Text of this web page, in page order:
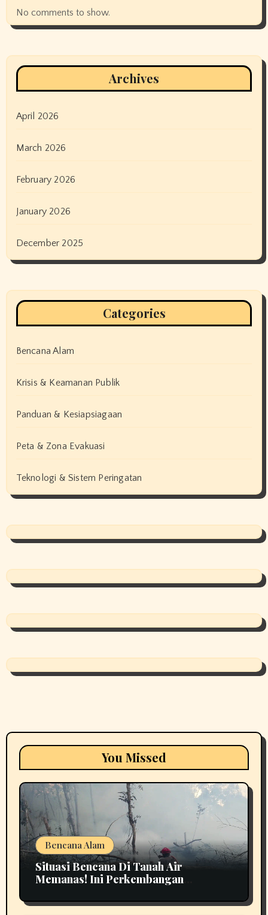
No comments to show.
Archives
April 2026
March 2026
February 2026
January 2026
December 2025
Categories
Bencana Alam
Krisis & Keamanan Publik
Panduan & Kesiapsiagaan
Peta & Zona Evakuasi
Teknologi & Sistem Peringatan
You Missed
Bencana Alam
Situasi Bencana Di Tanah Air
Memanas! Ini Perkembangan